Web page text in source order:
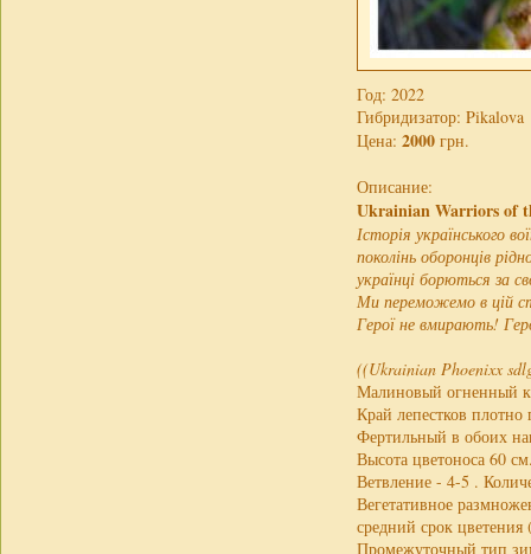
Год: 2022
Гибридизатор: Pikalova
Цена: 2000 грн.
Описание:
Ukrainian Warriors of
Історія українського
поколінь оборонців
українці борються за
Ми переможемо в цій
Герої не вмирають!
((Ukrainian Phoenixx
Малиновый огненный
Край лепестков
Фертильный в обоих
Высота цветоноса 60
Ветвление - 4-5 .
Вегетативное
средний срок
Промежуточный тип